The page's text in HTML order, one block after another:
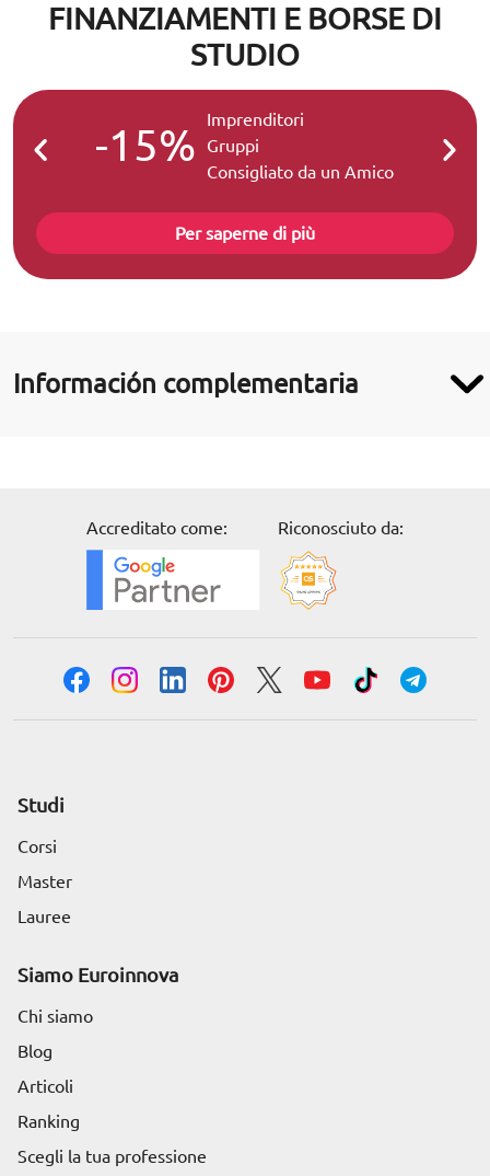
FINANZIAMENTI E BORSE DI
STUDIO
-15%
Imprenditori
Gruppi
Consigliato da un Amico
-
Per saperne di più
Información complementaria
Accreditato come: Riconosciuto da:
Studi
Corsi
Master
Lauree
Siamo Euroinnova
Chi siamo
Blog
Articoli
Ranking
Scegli la tua professione